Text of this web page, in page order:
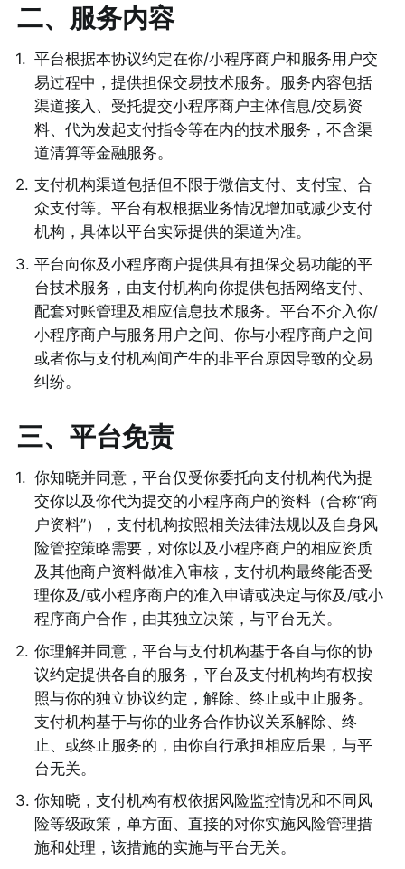
二、服务内容
1. 平台根据本协议约定在你/小程序商户和服务用户交
易过程中，提供担保交易技术服务。服务内容包括
渠道接入、受托提交小程序商户主体信息/交易资
料、代为发起支付指令等在内的技术服务，不含渠
道清算等金融服务。
2. 支付机构渠道包括但不限于微信支付、支付宝、合
众支付等。平台有权根据业务情况增加或减少支付
机构，具体以平台实际提供的渠道为准。
3. 平台向你及小程序商户提供具有担保交易功能的平
台技术服务，由支付机构向你提供包括网络支付、
配套对账管理及相应信息技术服务。平台不介入你/
小程序商户与服务用户之间、你与小程序商户之间
或者你与支付机构间产生的非平台原因导致的交易
纠纷。
三、平台免责
1. 你知晓并同意，平台仅受你委托向支付机构代为提
交你以及你代为提交的小程序商户的资料（合称“商
户资料”），支付机构按照相关法律法规以及自身风
险管控策略需要，对你以及小程序商户的相应资质
及其他商户资料做准入审核，支付机构最终能否受
理你及/或小程序商户的准入申请或决定与你及/或小
程序商户合作，由其独立决策，与平台无关。
2. 你理解并同意，平台与支付机构基于各自与你的协
议约定提供各自的服务，平台及支付机构均有权按
照与你的独立协议约定，解除、终止或中止服务。
支付机构基于与你的业务合作协议关系解除、终
止、或终止服务的，由你自行承担相应后果，与平
台无关。
3. 你知晓，支付机构有权依据风险监控情况和不同风
险等级政策，单方面、直接的对你实施风险管理措
施和处理，该措施的实施与平台无关。